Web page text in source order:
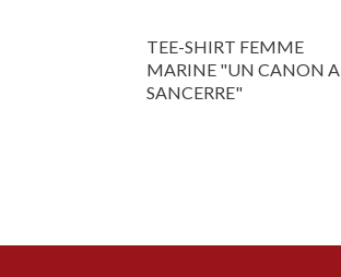
TEE-SHIRT FEMME
MARINE "UN CANON A
SANCERRE"